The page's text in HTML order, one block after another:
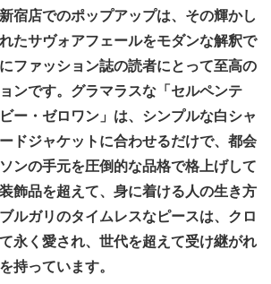
宿店でのポップアップは、その輝かし
たサヴォアフェールをモダンな解釈で
ファッション誌の読者にとって至高の
ンです。グラマラスな「セルペンテ
ー・ゼロワン」は、シンプルな白シャ
ドジャケットに合わせるだけで、都会
ンの手元を圧倒的な品格で格上げして
飾品を超えて、身に着ける人の生き方
ルガリのタイムレスなピースは、クロ
永く愛され、世代を超えて受け継がれ
持っています。